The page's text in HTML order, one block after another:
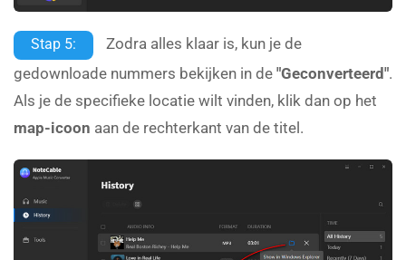
Stap 5:
Zodra alles klaar is, kun je de
gedownloade nummers bekijken in de "Geconverteerd".
Als je de specifieke locatie wilt vinden, klik dan op het
map-icoon aan de rechterkant van de titel.